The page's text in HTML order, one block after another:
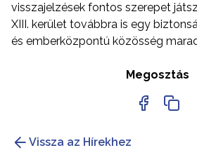
visszajelzések fontos szerepet
XIII. kerület továbbra is egy
és emberközpontú közösség
Megosztás
Vissza az Hírekhez